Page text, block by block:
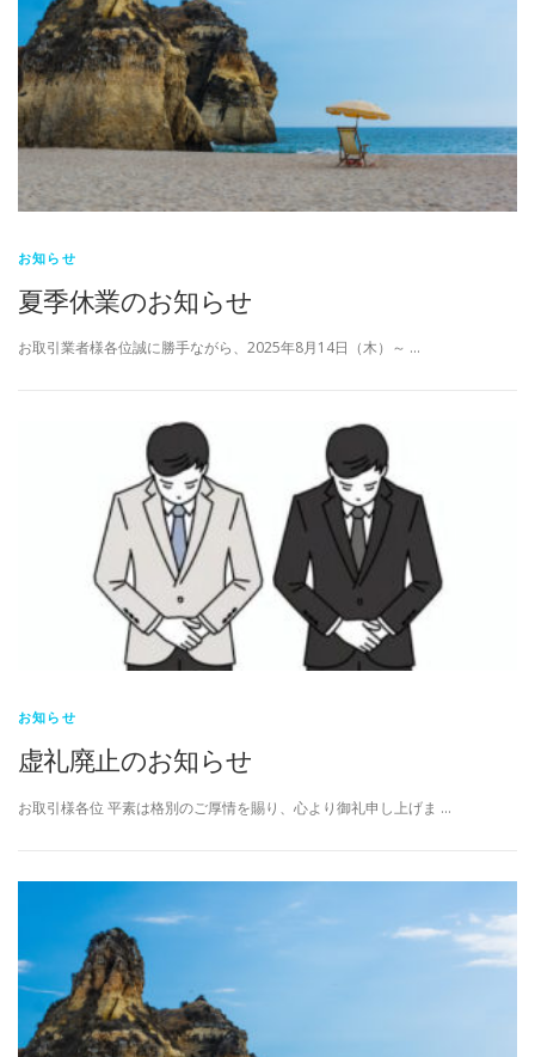
お知らせ
夏季休業のお知らせ
お取引業者様各位誠に勝手ながら、2025年8月14日（木）～ …
お知らせ
虚礼廃止のお知らせ
お取引様各位 平素は格別のご厚情を賜り、心より御礼申し上げま …